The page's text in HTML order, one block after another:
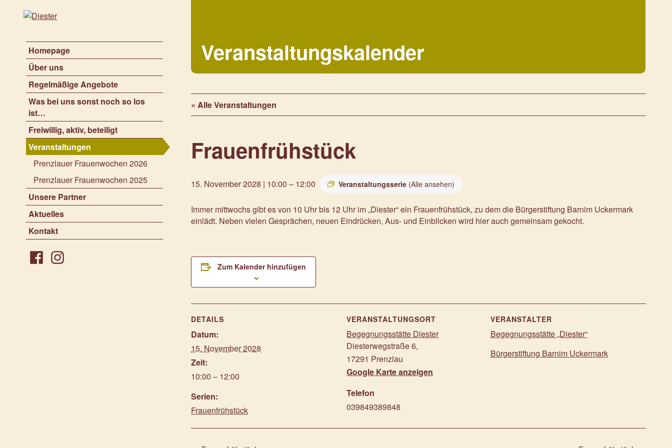
Homepage
Über uns
Regelmäßige Angebote
Was bei uns sonst noch so los
ist…
Freiwillig, aktiv, beteiligt
Veranstaltungen
Prenzlauer Frauenwochen 2026
Prenzlauer Frauenwochen 2025
Unsere Partner
Aktuelles
Kontakt
Veranstaltungskalender
« Alle Veranstaltungen
Frauenfrühstück
15. November 2028 | 10:00 – 12:00 Veranstaltungsserie (Alle ansehen)
Immer mittwochs gibt es von 10 Uhr bis 12 Uhr im „Diester“ ein Frauenfrühstück, zu dem die Bürgerstiftung Barnim Uckermark
einlädt. Neben vielen Gesprächen, neuen Eindrücken, Aus- und Einblicken wird hier auch gemeinsam gekocht.
Zum Kalender hinzufügen
DETAILS
Datum:
15. November 2028
Zeit:
10:00 – 12:00
Serien:
Frauenfrühstück
VERANSTALTUNGSORT
Begegnungsstätte Diester
Diesterwegstraße 6,
17291 Prenzlau
Google Karte anzeigen
Telefon
039849389848
VERANSTALTER
Begegnungsstätte „Diester“
Bürgerstiftung Barnim Uckermark